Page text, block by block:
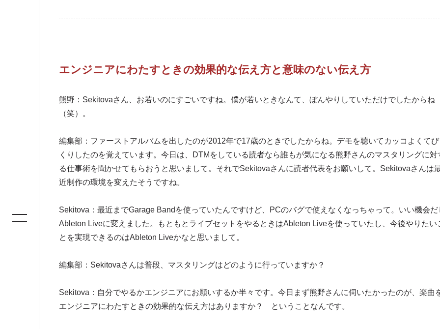
エンジニアにわたすときの効果的な伝え方と意味のない伝え方
熊野：Sekitovaさん、お若いのにすごいですね。僕が若いときなんて、ぼんやりしていただけでしたからね
（笑）。
編集部：ファーストアルバムを出したのが2012年で17歳のときでしたからね。デモを聴いてカッコよくてび
くりしたのを覚えています。今日は、DTMをしている読者なら誰もが気になる熊野さんのマスタリングに対
る仕事術を聞かせてもらおうと思いまして。それでSekitovaさんに読者代表をお願いして。Sekitovaさんは
近制作の環境を変えたそうですね。
Sekitova：最近までGarage Bandを使っていたんですけど、PCのバグで使えなくなっちゃって。いい機会だ
Ableton Liveに変えました。もともとライブセットをやるときはAbleton Liveを使っていたし、今後やりたい
とを実現できるのはAbleton Liveかなと思いまして。
編集部：Sekitovaさんは普段、マスタリングはどのように行っていますか？
Sekitova：自分でやるかエンジニアにお願いするか半々です。今日まず熊野さんに伺いたかったのが、楽曲
エンジニアにわたすときの効果的な伝え方はありますか？ ということなんです。